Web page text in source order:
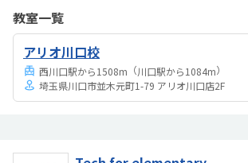
ていました！学校でも学校のクラブでもスクラッチ
抗もなかった！
教室一覧
アリオ川口校
西川口駅から1508m （川口駅から1084m）
埼玉県川口市並木元町1-79 アリオ川口店2F